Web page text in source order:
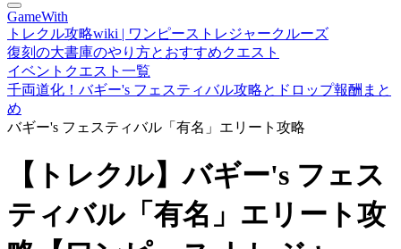
GameWith
トレクル攻略wiki | ワンピーストレジャークルーズ
復刻の大書庫のやり方とおすすめクエスト
イベントクエスト一覧
千両道化！バギー's フェスティバル攻略とドロップ報酬まと
め
バギー's フェスティバル「有名」エリート攻略
【トレクル】バギー's フェス
ティバル「有名」エリート攻